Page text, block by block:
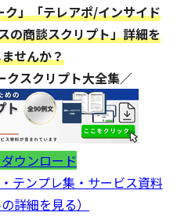
」「テレアポ/インサイド
の商談スクリプト」詳細を
せんか？
クスクリプト大全集／
ウンロード
テンプレ集・サービス資料
詳細を見る）